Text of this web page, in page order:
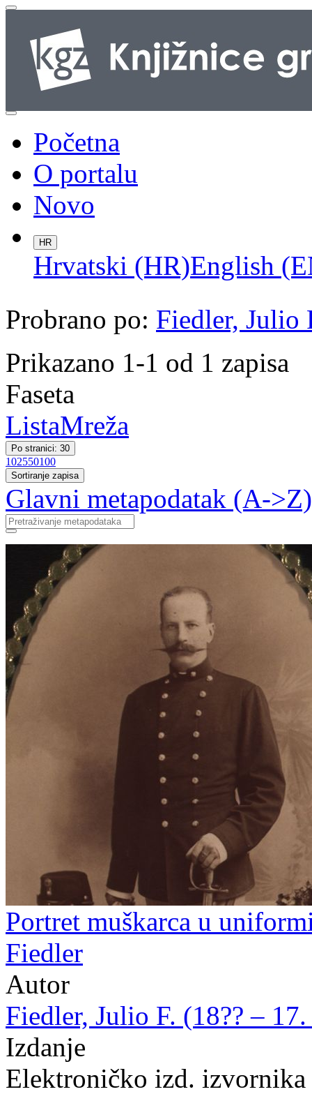
Početna
O portalu
Novo
HR
Hrvatski (HR)English
Probrano po: Fiedler, Julio
Prikazano 1-1 od 1 zapisa
Faseta
ListaMreža
Po stranici: 30
102550100
Sortiranje zapisa
Glavni metapodatak (A->Z)
Portret muškarca u
Fiedler
Autor
Fiedler, Julio F. (18?? –
Izdanje
Elektroničko izd. izvornika